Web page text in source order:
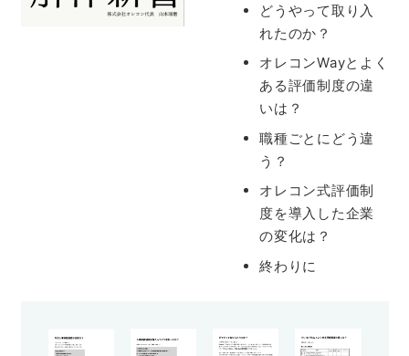
どうやって取り入
れたのか？
オレコンWayとよく
ある評価制度の違
いは？
職種ごとにどう違
う？
オレコン式評価制
度を導入した企業
の変化は？
終わりに